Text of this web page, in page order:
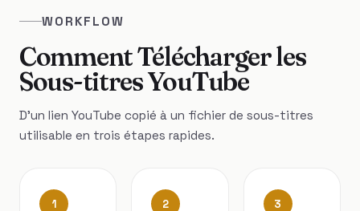
WORKFLOW
Comment Télécharger les
Sous-titres YouTube
D'un lien YouTube copié à un fichier de sous-titres
utilisable en trois étapes rapides.
1 2 3